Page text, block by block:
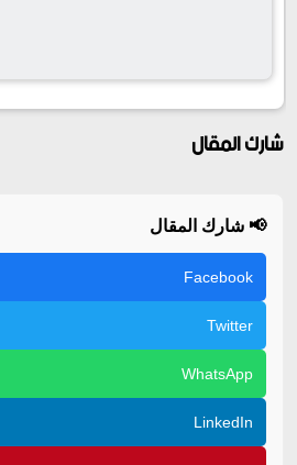
شارك المقال
📢 شارك المقال
Facebook
Twitter
WhatsApp
LinkedIn